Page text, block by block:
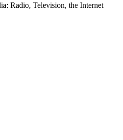
Radio, Television, the Internet